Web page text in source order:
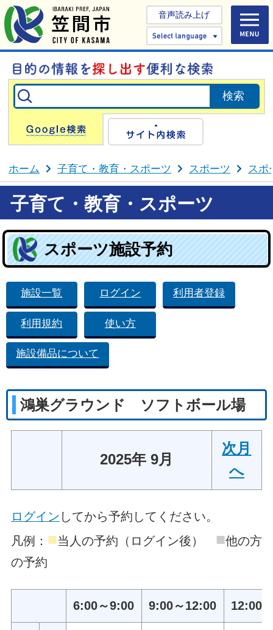
音声読み上げ
Select
Google検索
ホーム 子育て・教育・スポーツ スポーツ スポ
子育て・教育・スポーツ
スポーツ施設予約
施設一覧 ログイン 利用者登録
利用規約 使い方
施設備品について
鴻巣グラウンド ソフトボール場
2025年 9月
次月
へ
ログイン してから予約してください。
凡例： ■当人の予約（ログイン後） ■他の方
の予約
6:00～9:00 9:00～12:00 12:00